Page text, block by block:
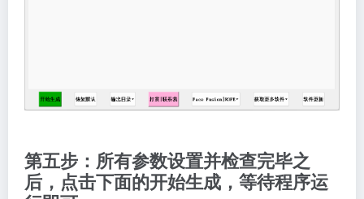
第五步：所有参数设置并检查完毕之
后，点击下面的开始生成，等待程序运